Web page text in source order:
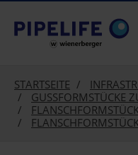
text.skipToContent
text.skipToNavigation
STARTSEITE
GUSSFORMSTÜCKE